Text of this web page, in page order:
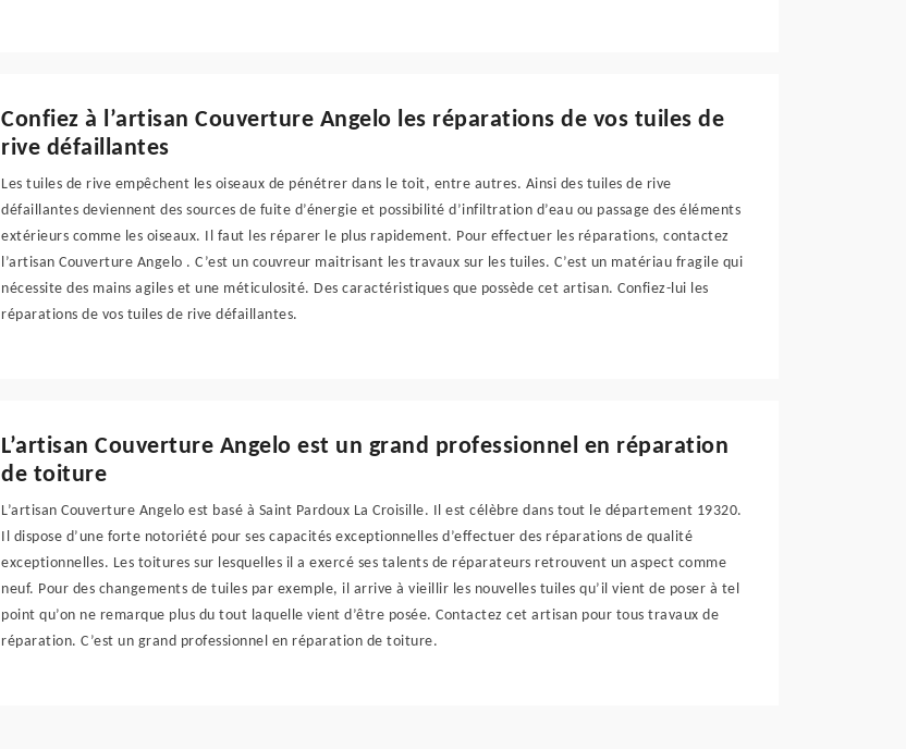
Confiez à l’artisan Couverture Angelo les réparations de vos tuiles de
rive défaillantes
Les tuiles de rive empêchent les oiseaux de pénétrer dans le toit, entre autres. Ainsi des tuiles de rive
défaillantes deviennent des sources de fuite d’énergie et possibilité d’infiltration d’eau ou passage des éléments
extérieurs comme les oiseaux. Il faut les réparer le plus rapidement. Pour effectuer les réparations, contactez
l’artisan Couverture Angelo . C’est un couvreur maitrisant les travaux sur les tuiles. C’est un matériau fragile qui
nécessite des mains agiles et une méticulosité. Des caractéristiques que possède cet artisan. Confiez-lui les
réparations de vos tuiles de rive défaillantes.
L’artisan Couverture Angelo est un grand professionnel en réparation
de toiture
L’artisan Couverture Angelo est basé à Saint Pardoux La Croisille. Il est célèbre dans tout le département 19320.
Il dispose d’une forte notoriété pour ses capacités exceptionnelles d’effectuer des réparations de qualité
exceptionnelles. Les toitures sur lesquelles il a exercé ses talents de réparateurs retrouvent un aspect comme
neuf. Pour des changements de tuiles par exemple, il arrive à vieillir les nouvelles tuiles qu’il vient de poser à tel
point qu’on ne remarque plus du tout laquelle vient d’être posée. Contactez cet artisan pour tous travaux de
réparation. C’est un grand professionnel en réparation de toiture.